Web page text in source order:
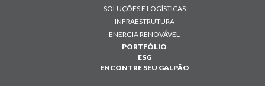
SOLUÇÕES E LOGÍSTICAS
INFRAESTRUTURA
ENERGIA RENOVÁVEL
PORTFÓLIO
ESG
ENCONTRE SEU GALPÃO